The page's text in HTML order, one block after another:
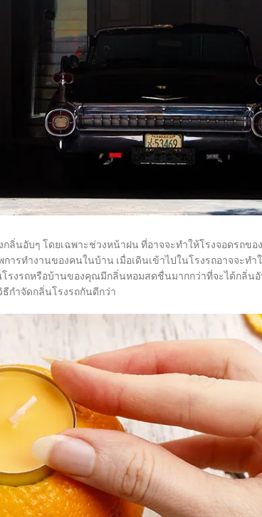
กลิ่นอับๆ โดยเฉพาะช่วงหน้าฝน ที่อาจจะทำให้โรงจอดรถ
รทำงานของคนในบ้าน เมื่อเดินเข้าไปในโรงรถอาจจะทำ
รงรถหรือบ้านของคุณมีกลิ่นหอมสดชื่นมากกว่าที่จะได้กลิ่น
กำจัดกลิ่นโรงรถกันดีกว่า